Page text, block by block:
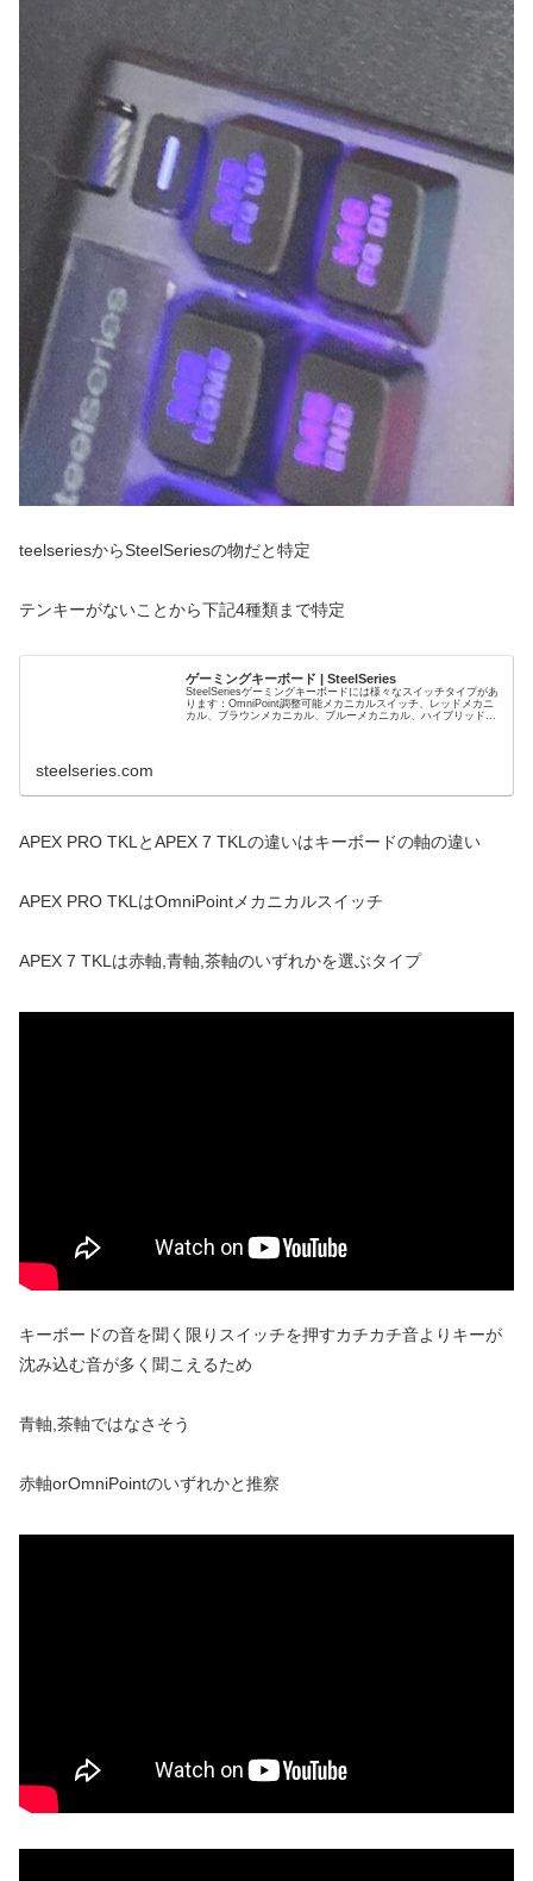
teelseriesからSteelSeriesの物だと特定
テンキーがないことから下記4種類まで特定
ゲーミングキーボード | SteelSeries
SteelSeriesゲーミングキーボードには様々なスイッチタイプがあ
ります：OmniPoint調整可能メカニカルスイッチ、レッドメカニ
カル、ブラウンメカニカル、ブルーメカニカル、ハイブリッドメ
steelseries.com
APEX PRO TKLとAPEX 7 TKLの違いはキーボードの軸の違い
APEX PRO TKLはOmniPointメカニカルスイッチ
APEX 7 TKLは赤軸,青軸,茶軸のいずれかを選ぶタイプ
キーボードの音を聞く限りスイッチを押すカチカチ音よりキーが
沈み込む音が多く聞こえるため
青軸,茶軸ではなさそう
赤軸orOmniPointのいずれかと推察